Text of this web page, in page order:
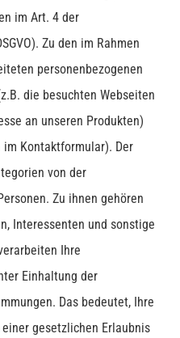
im Art. 4 der
Zu den im Rahmen
personenbezogenen
die besuchten Webseiten
an unseren Produkten)
im Kontaktformular). Der
von der
Zu ihnen gehören
Interessenten und sonstige
Ihre
Einhaltung der
Das bedeutet, Ihre
gesetzlichen Erlaubnis